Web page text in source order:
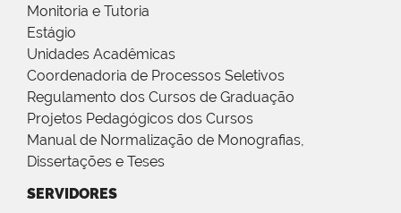
Monitoria e Tutoria
Estágio
Unidades Acadêmicas
Coordenadoria de Processos Seletivos
Regulamento dos Cursos de Graduação
Projetos Pedagógicos dos Cursos
Manual de Normalização de Monografias,
Dissertações e Teses
SERVIDORES